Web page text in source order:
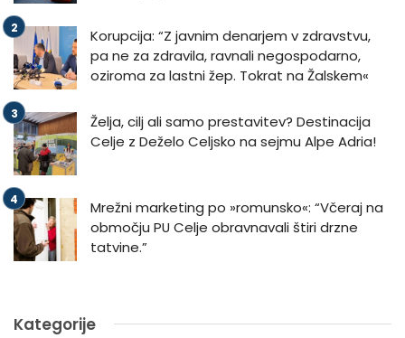
Korupcija: “Z javnim denarjem v zdravstvu,
pa ne za zdravila, ravnali negospodarno,
oziroma za lastni žep. Tokrat na Žalskem«
Želja, cilj ali samo prestavitev? Destinacija
Celje z Deželo Celjsko na sejmu Alpe Adria!
Mrežni marketing po »romunsko«: “Včeraj na
območju PU Celje obravnavali štiri drzne
tatvine.”
Kategorije